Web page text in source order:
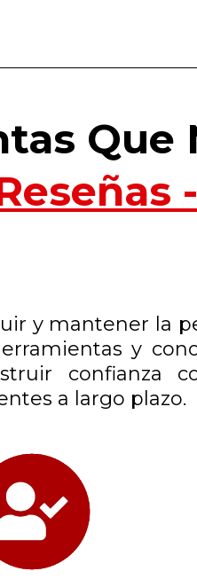
Que
y mantener la
y
confianza
a largo plazo.